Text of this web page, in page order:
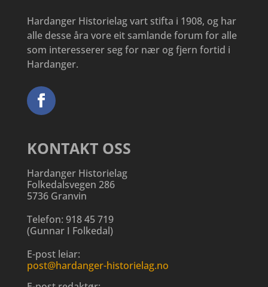
Hardanger Historielag vart stifta i 1908, og har
alle desse åra vore eit samlande forum for alle
som interesserer seg for nær og fjern fortid i
Hardanger.
KONTAKT OSS
Hardanger Historielag
Folkedalsvegen 286
5736 Granvin
Telefon: 918 45 719
(Gunnar I Folkedal)
E-post leiar:
post@hardanger-historielag.no